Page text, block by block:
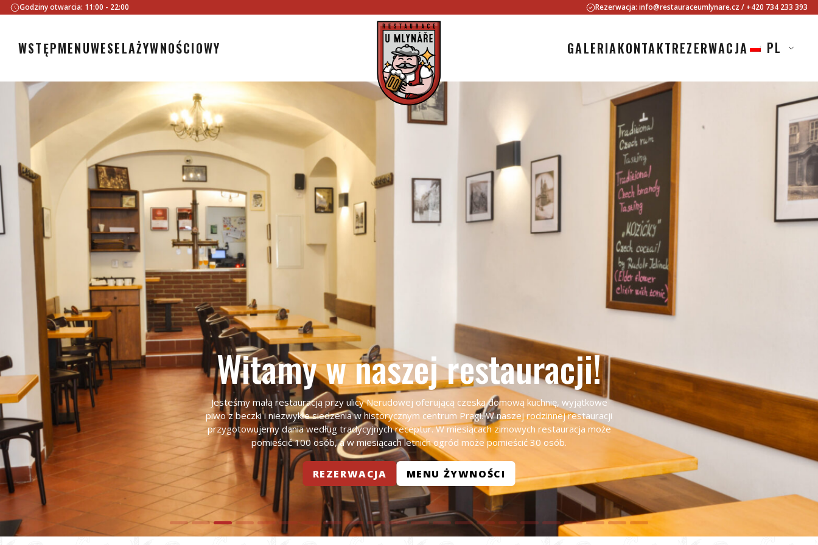
Godziny otwarcia: 11:00 - 22:00 Rezerwacja: info@restauraceumlynare.cz / +420 734 233 393
WSTĘPMENUWESELAŻYWNOŚCIOWY GALERIAKONTAKTREZERWACJA PL
Witamy w naszej restauracji!
Jesteśmy małą restauracją przy ulicy Nerudowej oferującą czeską domową kuchnię, wyjątkowe
piwo z beczki i niezwykłe siedzenia w historycznym centrum Pragi. W naszej rodzinnej restauracji
przygotowujemy dania według tradycyjnych receptur. W miesiącach zimowych restauracja może
pomieścić 100 osób, a w miesiącach letnich ogród może pomieścić 30 osób.
REZERWACJA MENU ŻYWNOŚCI